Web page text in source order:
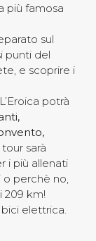
più famosa
sul
punti del
e scoprire i
potrà
sarà
i più allenati
o perchè no,
209 km!
elettrica.